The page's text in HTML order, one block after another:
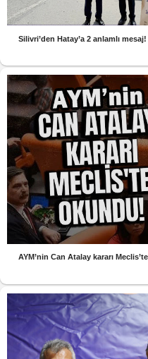
Silivri’den Hatay’a 2 anlamlı mesaj!
AYM’nin Can Atalay kararı